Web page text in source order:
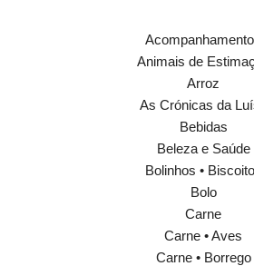
Animais de
Arroz
As Crónicas da
Bebidas
Beleza e Saúde
Bolinhos •
Bolo
Carne
Carne • Aves
Carne • Borrego